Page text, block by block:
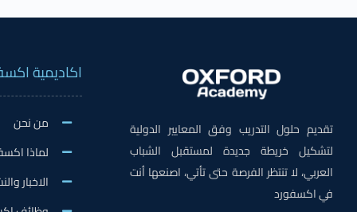
تقديم حلول التدريب وفق المعايير الدولية
لتشكيل خريطة جديدة لمستقبل الشباب
العربي، لا تنتظر الفرصة حتى تأتي، اصنعها أنت
في اكسفورد
اكاديمية
من نحن
لماذا
الاخبار